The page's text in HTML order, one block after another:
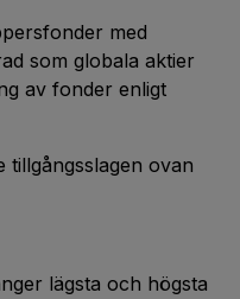
med
som globala aktier
av fonder enligt
tillgångsslagen ovan
lägsta och högsta